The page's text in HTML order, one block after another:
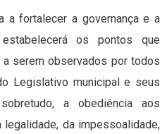
a fortalecer a governança e a
estabelecerá os pontos que
serem observados por todos
Legislativo municipal e seus
a obediência aos
da impessoalidade,